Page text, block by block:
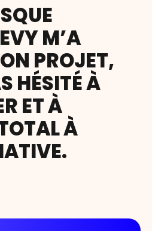
M’A
PROJET,
HÉSITÉ À
ET À
À